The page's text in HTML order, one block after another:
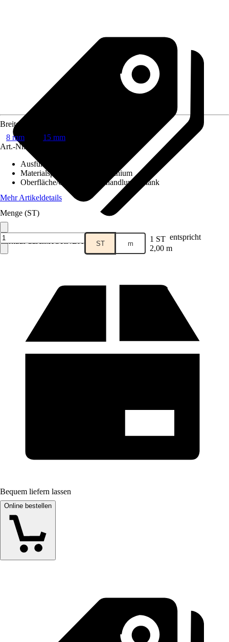
Verkauf durch:HORNBACH
Breite
8 mm
15 mm
Art.-Nr.
Ausführung
Materialspezifizierung
Aluminium
Oberfläche/Oberflächenbehandlung
Blank
Mehr Artikeldetails
Menge (ST)
ST m 1 ST entspricht
2,00 m
Bequem liefern lassen
Online bestellen